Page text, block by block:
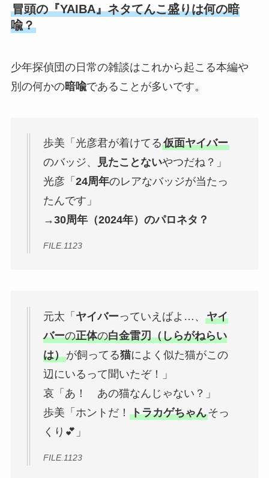
冒頭の『YAIBA』ネタてんこ盛りは何の暗
喩？
少年探偵団の日常の雑談はこれから起こる本編や
別の何かの暗喩であることが多いです。
歩美「光彦君が着けてる仮面ヤイバー
のバッジ、
見たことないやつだね？」
光彦「 24周年のレアなバッジが当たっ
たんです」
→30周年（2024年）のパロネタ？
FILE.1123
元太「 ヤイバーっていえばよ…、 ヤイ
バーの正体の白金雷刃（しらがねらい
は）が飼ってる猫によく似た猫がこの
辺にいるって聞いたぞ！」
哀「あ！ あの猫なんじゃない？」
歩美「ホントだ！ トラカゲちゃんそっ
くり💕」
FILE.1123